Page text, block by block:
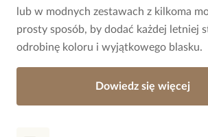
lub w modnych zestawach z kilkoma
prosty sposób, by dodać każdej letniej
odrobinę koloru i wyjątkowego blasku.
Dowiedz się więcej